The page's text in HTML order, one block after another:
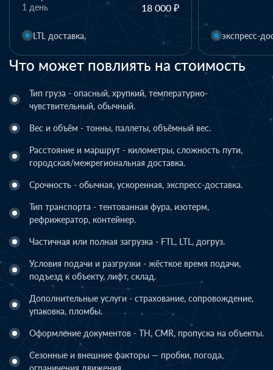
Что может повлиять на стоимость
Тип груза - опасный, хрупкий, температурно-
чувствительный, обычный.
Вес и объём - тонны, паллеты, объёмный вес.
Расстояние и маршрут - километры, сложность пути,
городская/межрегиональная доставка.
Срочность - обычная, ускоренная, экспресс-доставка.
Тип транспорта - тентованная фура, изотерм,
рефрижератор, контейнер.
Частичная или полная загрузка - FTL, LTL, догруз.
Условия подачи и разгрузки - жёсткое время подачи,
подъезд к объекту, лифт, склад.
Дополнительные услуги - страхование, сопровождение,
упаковка, пломбы.
Оформление документов - ТН, CMR, пропуска на объекты.
Сезонные и внешние факторы — пробки, погода,
ограничения движения.
000 ₽
экспресс-доставка.